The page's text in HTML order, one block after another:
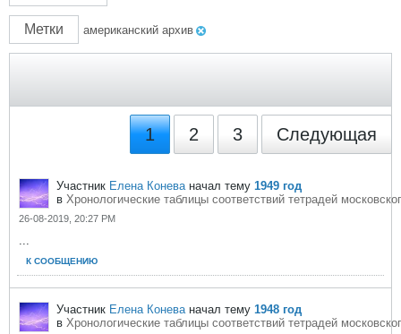
Метки американский архив
1 2 3 Следующая
Участник Елена Коневаначал тему 1949 год
в Хронологические таблицы соответствий тетрадей
26-08-2019, 20:27 PM
...
К СООБЩЕНИЮ
Участник Елена Коневаначал тему 1948 год
в Хронологические таблицы соответствий тетрадей